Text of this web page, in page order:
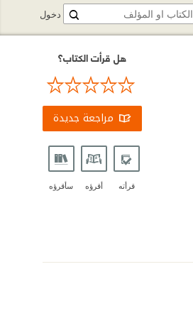
هل قرأت الكتاب؟
مراجعة جديدة
قرأته أقرؤه سأقرؤه
دخول